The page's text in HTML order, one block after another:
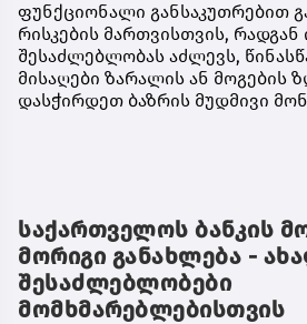
ფუნქციონალი განსაკუთრებით
რისკების მართვისთვის,
შესაძლებლობას აძლევს,
მისაღები ზარალის ან მოგების
დასჭირდეთ ბაზრის მუდმივი
საქართველოს ბანკის
მორიგი განახლება -
შესაძლებლობები
მომხმარებლებისთვის